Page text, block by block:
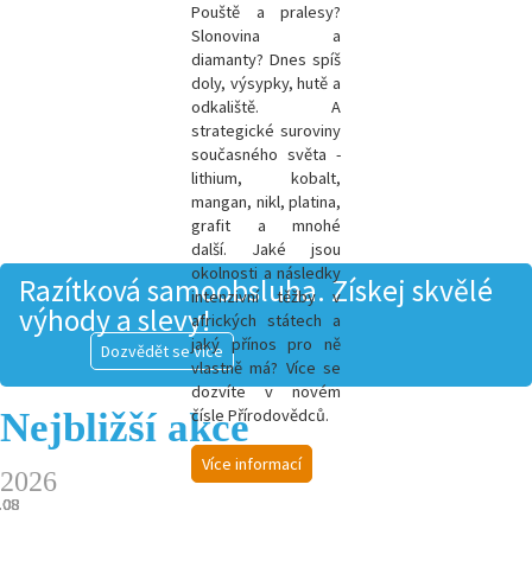
Pouště a pralesy?
Slonovina a
diamanty? Dnes spíš
doly, výsypky, hutě a
odkaliště. A
strategické suroviny
současného světa -
lithium, kobalt,
mangan, nikl, platina,
grafit a mnohé
další. Jaké jsou
okolnosti a následky
intenzivní těžby v
afrických státech a
jaký přínos pro ně
vlastně má? Více se
dozvíte v novém
čísle Přírodovědců.
Více informací
Razítková samoobsluha. Získej skvělé
výhody a slevy!
Dozvědět se více
Nejbližší akce
2026